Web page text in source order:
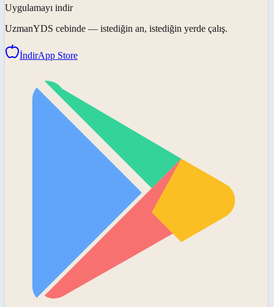
Uygulamayı indir
UzmanYDS cebinde — istediğin an, istediğin yerde çalış.
İndirApp Store